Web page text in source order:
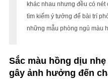
khác nhau nhưng đều có
tìm kiếm ý tưởng để bài trí
những mẫu phòng ngủ màu
Sắc màu hồng dịu
gây ảnh hưởng đến